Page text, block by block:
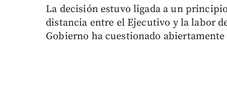
La decisión estuvo ligada a un
distancia entre el Ejecutivo y la labor
Gobierno ha cuestionado